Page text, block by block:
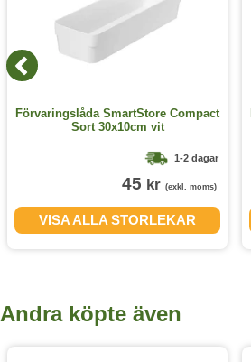
Förvaringslåda SmartStore Compact
Sort 30x10cm vit
1-2 dagar
45 kr (exkl. moms)
VISA ALLA STORLEKAR
Andra köpte även